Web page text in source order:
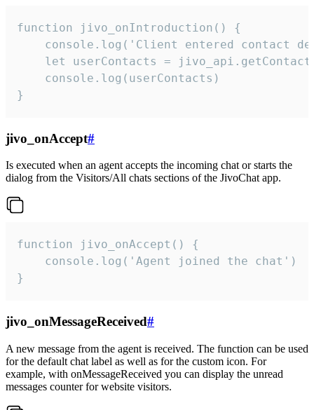
function jivo_onIntroduction() {
console.log('Client entered contact
let userContacts =
    console.log(userContacts)
}
jivo_onAccept#
Is executed when an agent accepts the incoming chat or starts the
dialog from the Visitors/All chats sections of the JivoChat app.
function jivo_onAccept() {
}
jivo_onMessageReceived#
A new message from the agent is received. The function can be used
for the default chat label as well as for the custom icon. For
example, with onMessageReceived you can display the unread
messages counter for website visitors.